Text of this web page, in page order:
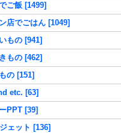
ご飯 [1499]
店でごはん [1049]
もの [941]
もの [462]
の [151]
etc. [63]
PPT [39]
ェット [136]